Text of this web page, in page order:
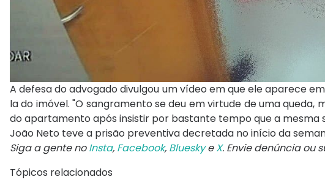
A defesa do advogado divulgou um vídeo em que ele aparece
la do imóvel. "O sangramento se deu em virtude de uma
do apartamento após insistir por bastante tempo que a mesma
João Neto teve a prisão preventiva decretada no início da
Siga a gente noInsta, Facebook, BlueskyeX. Envie denúncia ou
Tópicos relacionados